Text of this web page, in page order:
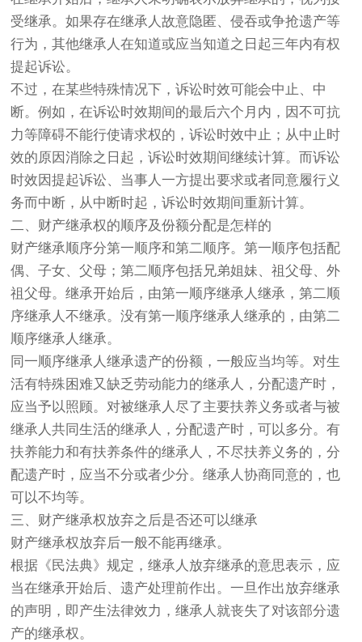
受继承。如果存在继承人故意隐匿、侵吞或争抢遗产等
行为，其他继承人在知道或应当知道之日起三年内有权
提起诉讼。
不过，在某些特殊情况下，诉讼时效可能会中止、中
断。例如，在诉讼时效期间的最后六个月内，因不可抗
力等障碍不能行使请求权的，诉讼时效中止；从中止时
效的原因消除之日起，诉讼时效期间继续计算。而诉讼
时效因提起诉讼、当事人一方提出要求或者同意履行义
务而中断，从中断时起，诉讼时效期间重新计算。
二、财产继承权的顺序及份额分配是怎样的
财产继承顺序分第一顺序和第二顺序。第一顺序包括配
偶、子女、父母；第二顺序包括兄弟姐妹、祖父母、外
祖父母。继承开始后，由第一顺序继承人继承，第二顺
序继承人不继承。没有第一顺序继承人继承的，由第二
顺序继承人继承。
同一顺序继承人继承遗产的份额，一般应当均等。对生
活有特殊困难又缺乏劳动能力的继承人，分配遗产时，
应当予以照顾。对被继承人尽了主要扶养义务或者与被
继承人共同生活的继承人，分配遗产时，可以多分。有
扶养能力和有扶养条件的继承人，不尽扶养义务的，分
配遗产时，应当不分或者少分。继承人协商同意的，也
可以不均等。
三、财产继承权放弃之后是否还可以继承
财产继承权放弃后一般不能再继承。
根据《民法典》规定，继承人放弃继承的意思表示，应
当在继承开始后、遗产处理前作出。一旦作出放弃继承
的声明，即产生法律效力，继承人就丧失了对该部分遗
产的继承权。